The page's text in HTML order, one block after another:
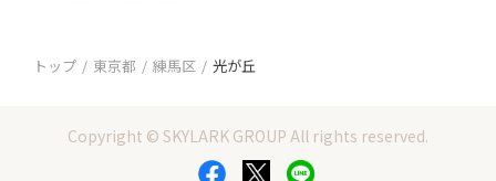
トップ 東京都 練馬区 光が丘
Copyright © SKYLARK GROUP All rights reserved.